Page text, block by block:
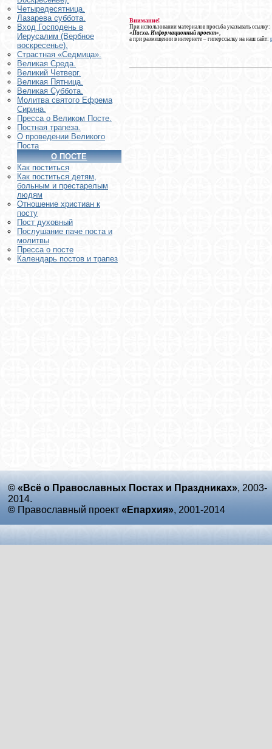
Четыредесятница.
Лазарева суббота.
Вход Господень в
Иерусалим (Вербное
воскресенье).
Страстная «Седмица».
Великая Среда.
Великий Четверг.
Великая Пятница.
Великая Суббота.
Молитва святого Ефрема
Сирина.
Пресса о Великом Посте.
Постная трапеза.
О проведении Великого
Поста
О ПОСТЕ
Как поститься
Как поститься детям,
больным и престарелым
людям
Отношение христиан к
посту
Пост духовный
Послушание паче поста и
молитвы
Пресса о посте
Календарь постов и трапез
Внимание!
При использовании материалов просьба указывать ссылку:
«Пасха. Информационный проект»
а при размещении в интернете – гиперссылку на наш сайт:
© «Всё о Православных Постах и Праздниках», 2003-
2014.
© Православный проект «Епархия», 2001-2014